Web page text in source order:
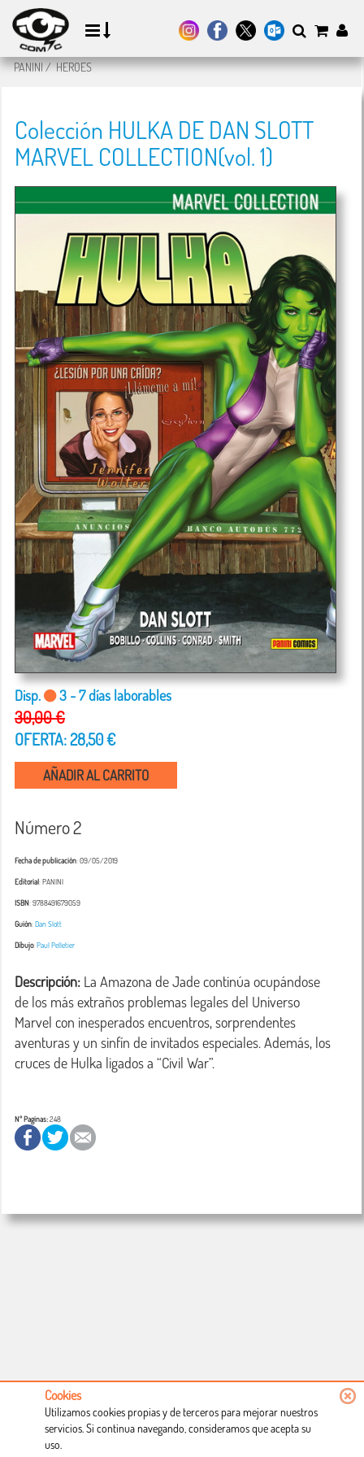
PANINI/HEROES
Colección HULKA DE DAN SLOTT
MARVEL COLLECTION(vol. 1)
Disp. 3 - 7 días laborables
30,00 €
OFERTA: 28,50 €
AÑADIR AL CARRITO
Número 2
Fecha de publicación: 09/05/2019
Editorial: PANINI
ISBN: 9788491679059
Guión:Dan Slott
Dibujo:Paul Pelletier
Descripción: La Amazona de Jade continúa ocupándose
de los más extraños problemas legales del Universo
Marvel con inesperados encuentros, sorprendentes
aventuras y un sinfín de invitados especiales. Además, los
Nº Paginas:248
Condiciones de uso
Cookies
Utilizamos cookies propias y de terceros para mejorar nuestros
servicios. Si continua navegando, consideramos que acepta su
uso.